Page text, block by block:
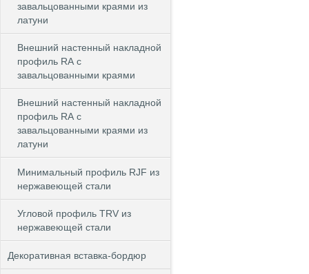
завальцованными краями из
латуни
Внешний настенный накладной
профиль RА с
завальцованными краями
Внешний настенный накладной
профиль RА с
завальцованными краями из
латуни
Минимальный профиль RJF из
нержавеющей стали
Угловой профиль TRV из
нержавеющей стали
Декоративная вставка-бордюр